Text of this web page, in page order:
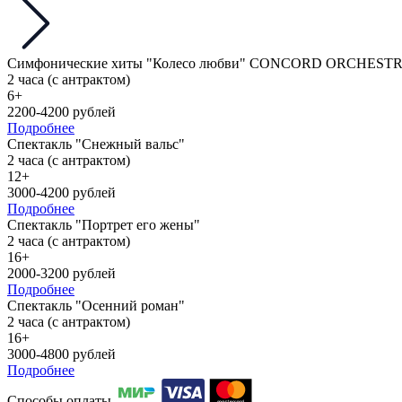
Симфонические хиты "Колесо любви" CONCORD
2 часа (с антрактом)
6+
2200-4200 рублей
Подробнее
Спектакль "Снежный вальс"
2 часа (с антрактом)
12+
3000-4200 рублей
Подробнее
Спектакль "Портрет его жены"
2 часа (с антрактом)
16+
2000-3200 рублей
Подробнее
Спектакль "Осенний роман"
2 часа (с антрактом)
16+
3000-4800 рублей
Подробнее